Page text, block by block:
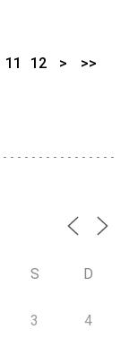
11 12 > >>
S D
3 4